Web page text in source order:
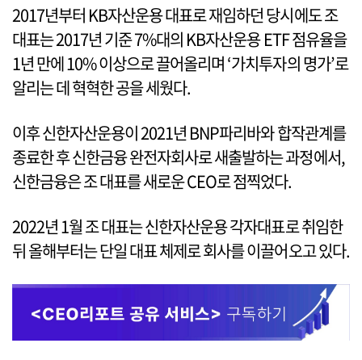
2017년부터 KB자산운용 대표로 재임하던 당시에도 조
대표는 2017년 기준 7%대의 KB자산운용 ETF 점유율을
1년 만에 10% 이상으로 끌어올리며 ‘가치투자의 명가’로
알리는 데 혁혁한 공을 세웠다.
이후 신한자산운용이 2021년 BNP파리바와 합작관계를
종료한 후 신한금융 완전자회사로 새출발하는 과정에서,
신한금융은 조 대표를 새로운 CEO로 점찍었다.
2022년 1월 조 대표는 신한자산운용 각자대표로 취임한
뒤 올해부터는 단일 대표 체제로 회사를 이끌어오고 있다.